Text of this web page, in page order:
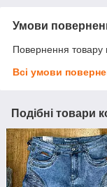
Умови
Повернення товару
Всі умови
Подібні товари